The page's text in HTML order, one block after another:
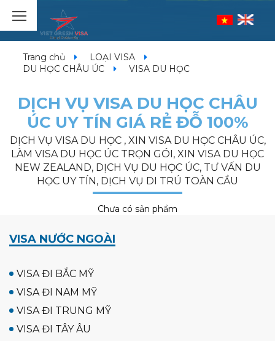
Trang chủ
LOẠI VISA
DU HỌC CHÂU ÚC
VISA DU HỌC
DỊCH VỤ VISA DU HỌC CHÂU
ÚC UY TÍN GIÁ RẺ ĐỖ 100%
DỊCH VỤ VISA DU HỌC , XIN VISA DU HỌC CHÂU ÚC,
LÀM VISA DU HỌC ÚC TRỌN GÓI, XIN VISA DU HỌC
NEW ZEALAND, DỊCH VỤ DU HỌC ÚC, TƯ VẤN DU
HỌC UY TÍN, DỊCH VỤ DI TRÚ TOÀN CẦU
Chưa có sản phẩm
VISA NƯỚC NGOÀI
VISA ĐI BẮC MỸ
VISA ĐI NAM MỸ
VISA ĐI TRUNG MỸ
VISA ĐI TÂY ÂU